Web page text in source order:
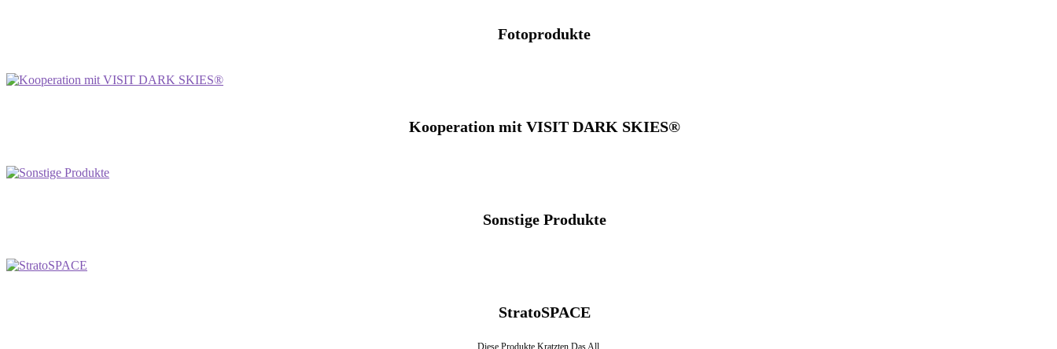
Fotoprodukte
Kooperation mit VISIT DARK SKIES®
Sonstige Produkte
StratoSPACE
Diese Produkte Kratzten Das All.…